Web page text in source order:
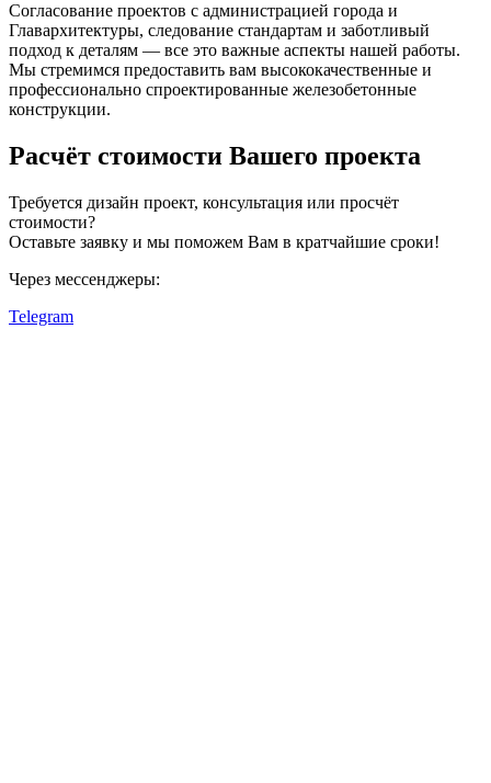
Согласование проектов с администрацией города и
Главархитектуры, следование стандартам и заботливый
подход к деталям — все это важные аспекты нашей работы.
Мы стремимся предоставить вам высококачественные и
профессионально спроектированные железобетонные
конструкции.
Расчёт стоимости Вашего проекта
Требуется дизайн проект, консультация или просчёт
стоимости?
Оставьте заявку и мы поможем Вам в кратчайшие сроки!
Через мессенджеры:
Telegram